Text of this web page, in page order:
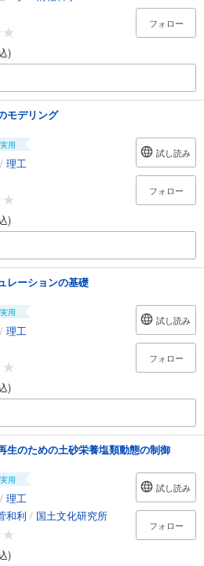
)
フォロー
モデリング
用
/ 理工
)
試し読み
フォロー
レーションの基礎
用
/ 理工
)
試し読み
フォロー
生のための土砂栄養塩類動態の制御
用
/ 理工
和利 / 国土文化研究所
)
試し読み
フォロー